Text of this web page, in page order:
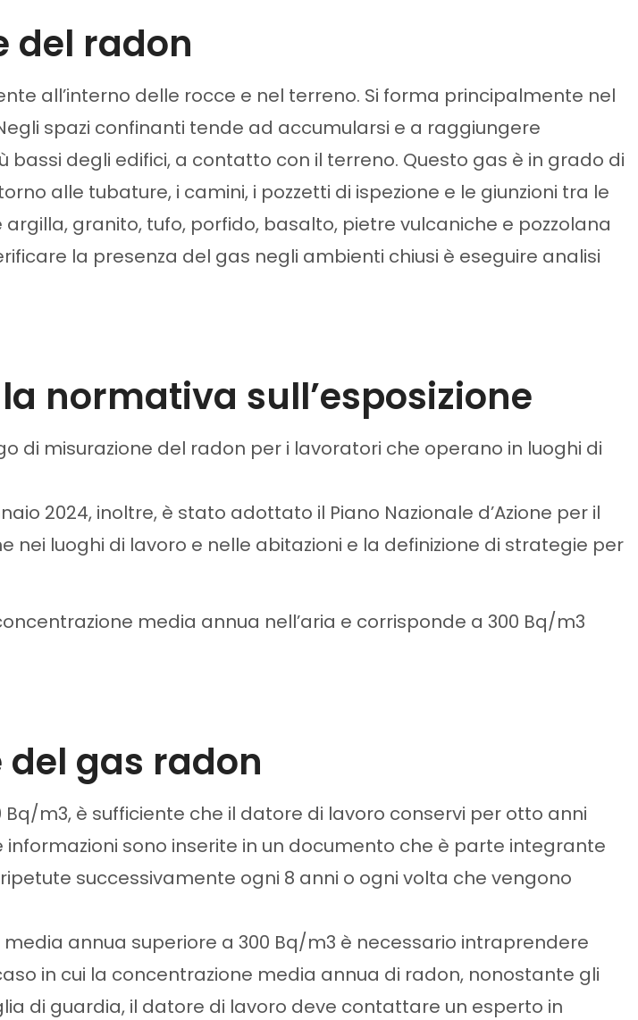
del radon
all’interno delle rocce e nel terreno. Si forma principalmente nel
spazi confinanti tende ad accumularsi e a raggiungere
degli edifici, a contatto con il terreno. Questo gas è in grado di
alle tubature, i camini, i pozzetti di ispezione e le giunzioni tra le
granito, tufo, porfido, basalto, pietre vulcaniche e pozzolana
la presenza del gas negli ambienti chiusi è eseguire analisi
normativa sull’esposizione
di misurazione del radon per i lavoratori che operano in luoghi di
2024, inoltre, è stato adottato il Piano Nazionale d’Azione per il
nei luoghi di lavoro e nelle abitazioni e la definizione di strategie per
media annua nell’aria e corrisponde a 300 Bq/m3
gas radon
m3, è sufficiente che il datore di lavoro conservi per otto anni
sono inserite in un documento che è parte integrante
successivamente ogni 8 anni o ogni volta che vengono
annua superiore a 300 Bq/m3 è necessario intraprendere
in cui la concentrazione media annua di radon, nonostante gli
di guardia, il datore di lavoro deve contattare un esperto in